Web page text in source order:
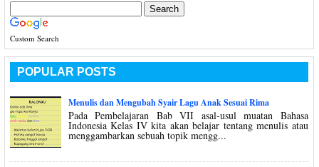
Custom Search
POPULAR POSTS
Menulis dan Mengubah Syair Lagu Anak Sesuai Rima
Pada Pembelajaran Bab VII asal-usul muatan Bahasa
Indonesia Kelas IV kita akan belajar tentang menulis atau
menggambarkan sebuah topik mengg...